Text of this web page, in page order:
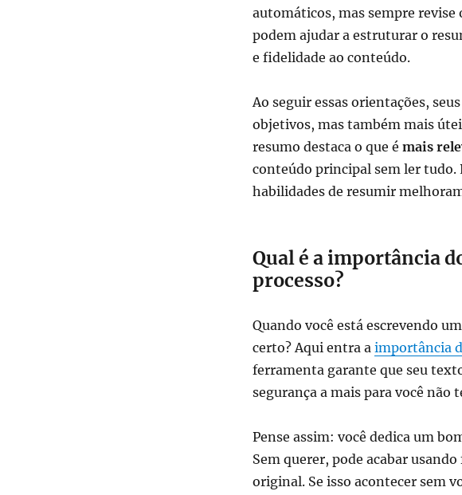
automáticos, mas sempre
podem ajudar a estruturar o
e fidelidade ao conteúdo.
Ao seguir essas orientações,
objetivos, mas também mais
resumo destaca o que é mais
conteúdo principal sem ler tudo.
habilidades de resumir
Qual é a importância
processo?
Quando você está escrevendo
certo? Aqui entra a importância
ferramenta garante que seu
segurança a mais para você
Pense assim: você dedica um
Sem querer, pode acabar
original. Se isso acontecer sem